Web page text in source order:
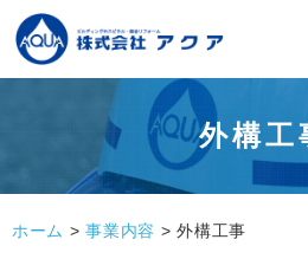
外構工
ホーム >事業内容 >外構工事